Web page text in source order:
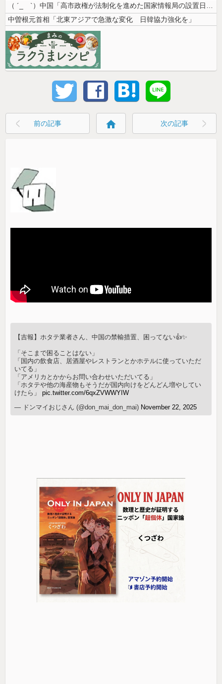
（ ´_ゝ`）中国「高市政権が法制化を進めた国家情報局の設置日が7月3...
中曽根元首相「北東アジアで急激な変化 日韓協力強化を」
前の記事 home 次の記事
【吉報】ホタテ業者さん、中国の禁輸措置、困ってない👍✨
「そこまで困ることはない」
「国内の飲食店、居酒屋やレストランとかホテルに使っていただ
いてる」
「アメリカとかからお問い合わせいただいてる」
「ホタテや他の海産物もそうだが国内向けをどんどん増やしてい
けたら」pic.twitter.com/6qxZVWWYIW
— ドンマイおじさん (@don_mai_don_mai) November 22, 2025